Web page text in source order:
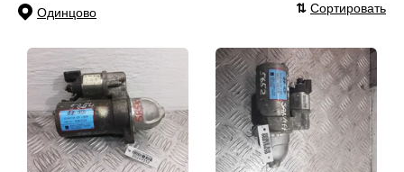
Одинцово ⇅ Сортировать